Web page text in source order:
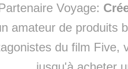
Voyage:
amateur de produits
du film Five,